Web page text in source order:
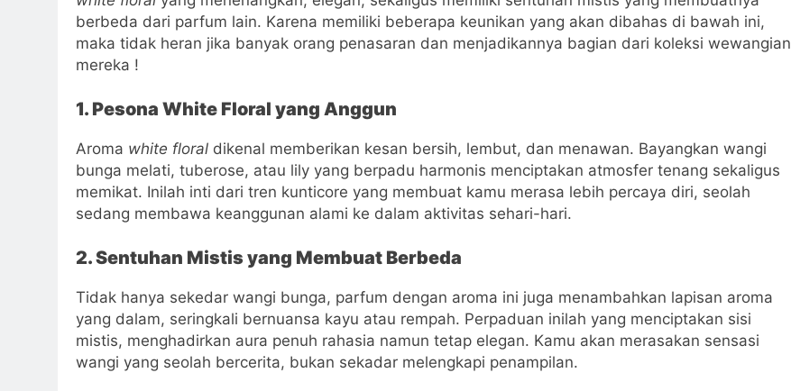
berbeda dari parfum lain. Karena memiliki beberapa keunikan yang akan dibahas di bawah ini,
maka tidak heran jika banyak orang penasaran dan menjadikannya bagian dari koleksi wewangian
mereka !
1. Pesona White Floral yang Anggun
Aroma white floral dikenal memberikan kesan bersih, lembut, dan menawan. Bayangkan wangi
bunga melati, tuberose, atau lily yang berpadu harmonis menciptakan atmosfer tenang sekaligus
memikat. Inilah inti dari tren kunticore yang membuat kamu merasa lebih percaya diri, seolah
sedang membawa keanggunan alami ke dalam aktivitas sehari-hari.
2. Sentuhan Mistis yang Membuat Berbeda
Tidak hanya sekedar wangi bunga, parfum dengan aroma ini juga menambahkan lapisan aroma
yang dalam, seringkali bernuansa kayu atau rempah. Perpaduan inilah yang menciptakan sisi
mistis, menghadirkan aura penuh rahasia namun tetap elegan. Kamu akan merasakan sensasi
wangi yang seolah bercerita, bukan sekadar melengkapi penampilan.